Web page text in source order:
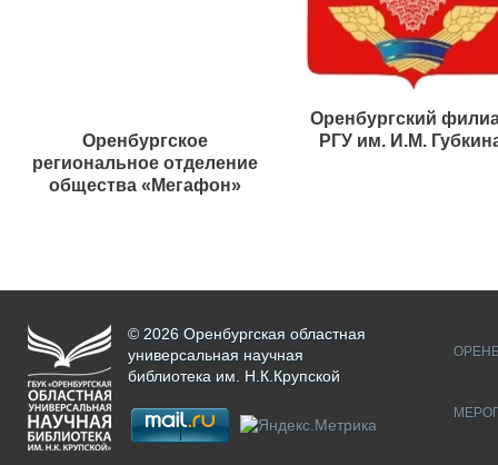
Оренбургское
региональное отделение
общества «Мегафон»
Оренбургский
РГУ им. И.М.
© 2026 Оренбургская областная
универсальная научная
библиотека им. Н.К.Крупской